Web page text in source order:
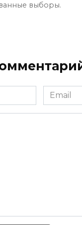
выборы.
Email
*